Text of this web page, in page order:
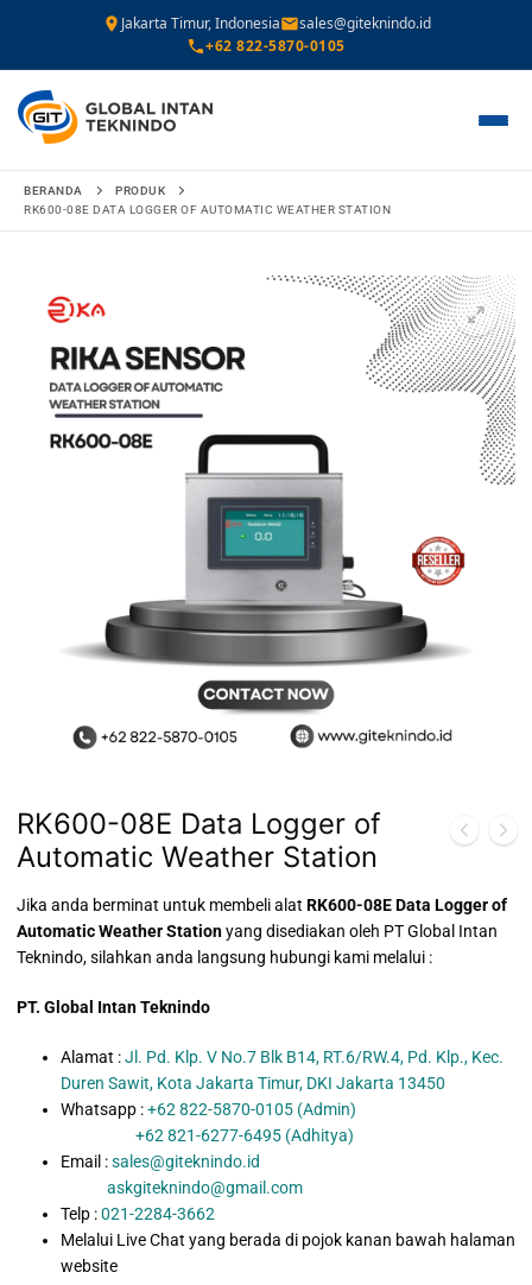
Jakarta Timur, Indonesia
sales@giteknindo.id
+62 822-5870-0105
Lompat
BERANDA
PRODUK
RK600-08E DATA LOGGER OF AUTOMATIC WEATHER STATION
🔍
RK600-08E Data Logger of
Automatic Weather Station
Jika anda berminat untuk membeli alat RK600-08E Data Logger of
Automatic Weather Stationyang disediakan oleh PT Global Intan
Teknindo, silahkan anda langsung hubungi kami melalui :
PT. Global Intan Teknindo
Alamat :Jl. Pd. Klp. V No.7 Blk B14, RT.6/RW.4, Pd. Klp., Kec.
Duren Sawit, Kota Jakarta Timur, DKI Jakarta 13450
Whatsapp :+62 822-5870-0105 (Admin)
+62 821-6277-6495 (Adhitya)
Email :sales@giteknindo.id
askgiteknindo@gmail.com
Telp :021-2284-3662
Melalui Live Chat yang berada di pojok kanan bawah halaman
website